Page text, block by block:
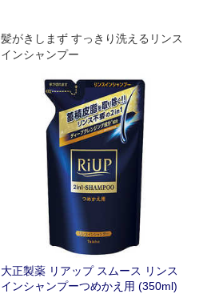
髪がきしまず すっきり洗えるリンス
インシャンプー
大正製薬 リアップ スムース リンス
インシャンプーつめかえ用 (350ml)